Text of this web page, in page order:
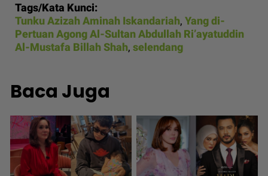
Tags/Kata Kunci:
Tunku Azizah Aminah Iskandariah, Yang di-
Pertuan Agong Al-Sultan Abdullah Ri’ayatuddin
Al-Mustafa Billah Shah, selendang
Baca Juga